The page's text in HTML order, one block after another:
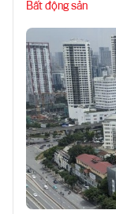
Bất động sản